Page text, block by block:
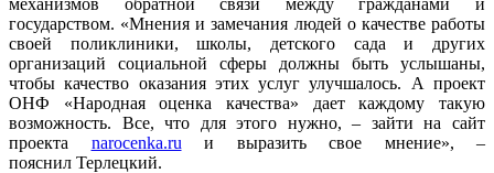
государством. «Мнения и замечания людей о качестве работы
своей поликлиники, школы, детского сада и других
организаций социальной сферы должны быть услышаны,
чтобы качество оказания этих услуг улучшалось. А проект
ОНФ «Народная оценка качества» дает каждому такую
возможность. Все, что для этого нужно, – зайти на сайт
проекта narocenka.ru и выразить свое мнение», –
пояснил Терлецкий.